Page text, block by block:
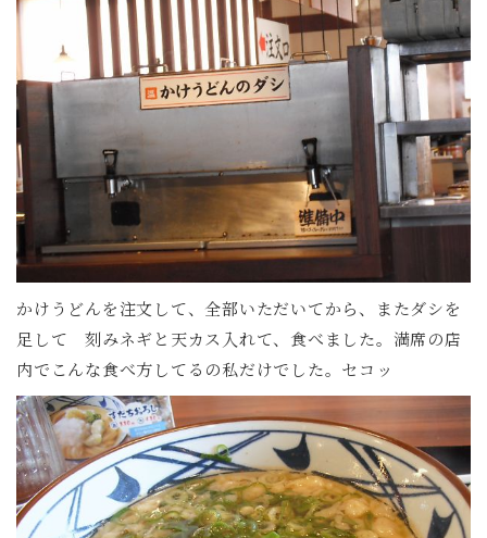
かけうどんを注文して、全部いただいてから、またダシを
足して 刻みネギと天カス入れて、食べました。満席の店
内でこんな食べ方してるの私だけでした。セコッ